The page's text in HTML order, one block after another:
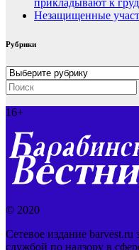
прикладывают к
Незащищенные
Рубрики
Рубрики
16+
© 2020
Сетевое издание barvest.ru
службой по надзору в